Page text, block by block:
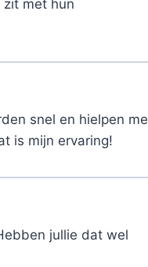
zit met hun
snel en hielpen me
is mijn ervaring!
jullie dat wel